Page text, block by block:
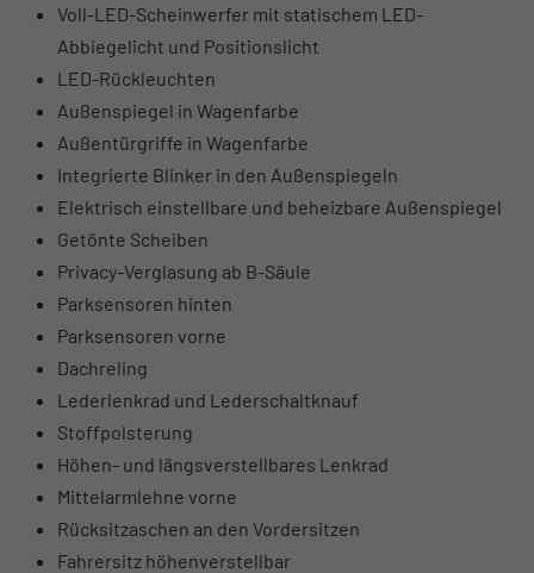
Voll-LED-Scheinwerfer mit statischem LED-
Abbiegelicht und Positionslicht
LED-Rückleuchten
Außenspiegel in Wagenfarbe
Außentürgriffe in Wagenfarbe
Integrierte Blinker in den Außenspiegeln
Elektrisch einstellbare und beheizbare Außenspiegel
Getönte Scheiben
Privacy-Verglasung ab B-Säule
Parksensoren hinten
Parksensoren vorne
Dachreling
Lederlenkrad und Lederschaltknauf
Stoffpolsterung
Höhen- und längsverstellbares Lenkrad
Mittelarmlehne vorne
Rücksitzaschen an den Vordersitzen
Fahrersitz höhenverstellbar